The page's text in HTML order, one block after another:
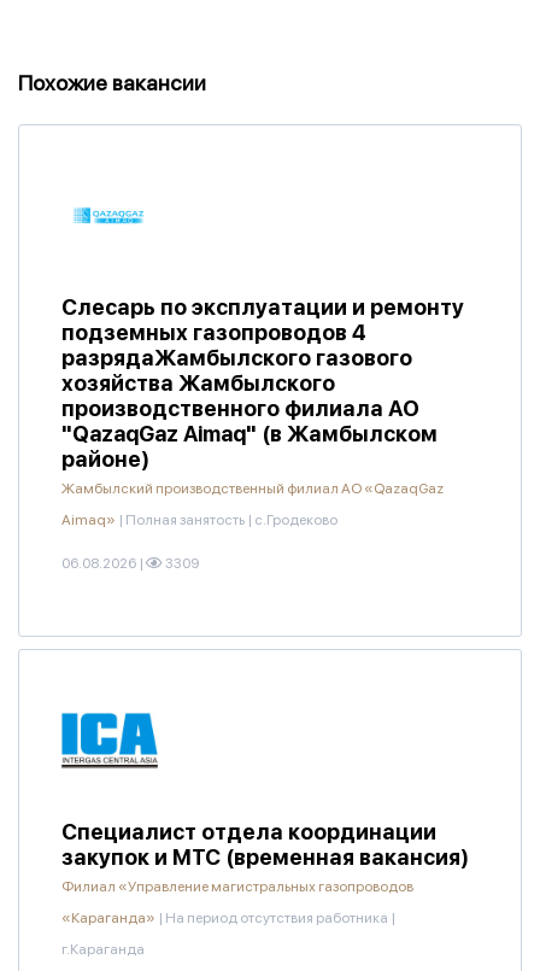
Похожие вакансии
Слесарь по эксплуатации и ремонту
подземных газопроводов 4
разрядаЖамбылского газового
хозяйства Жамбылского
производственного филиала АО
"QazaqGaz Aimaq" (в Жамбылском
районе)
Жамбылский производственный филиал АО «QazaqGaz
Aimaq» | Полная занятость | с.Гродеково
06.08.2026 | 3309
Специалист отдела координации
закупок и МТС (временная вакансия)
Филиал «Управление магистральных газопроводов
«Караганда» | На период отсутствия работника |
г.Караганда